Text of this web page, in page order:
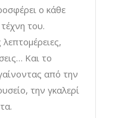
ο κάθε
του.
Και το
από την
την γκαλερί